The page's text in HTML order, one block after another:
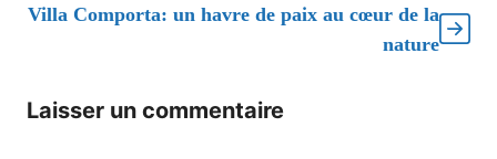
Villa Comporta: un havre de paix au cœur de la
nature
Laisser un commentaire